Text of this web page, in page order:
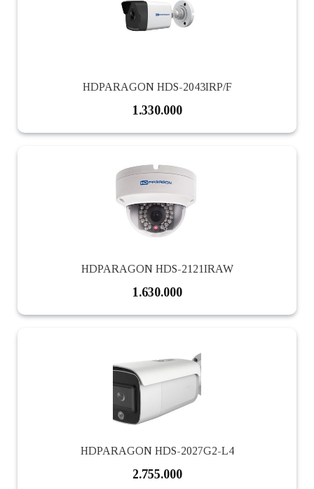
HDPARAGON HDS-2043IRP/F
1.330.000
HDPARAGON HDS-2121IRAW
1.630.000
HDPARAGON HDS-2027G2-L4
2.755.000